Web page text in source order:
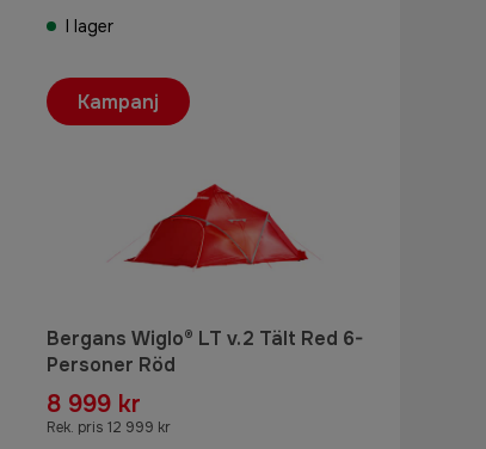
I lager
Bergans Wiglo® LT v.2 Tält Red 6-
Personer Röd
8 999 kr
Rek. pris 12 999 kr
Kampanj